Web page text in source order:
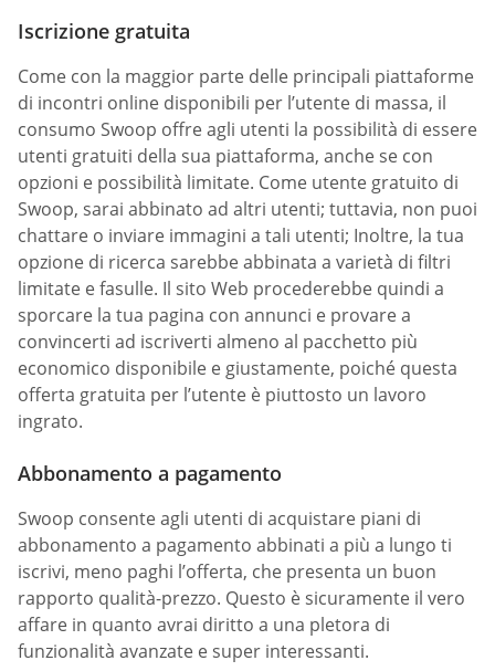
Iscrizione gratuita
Come con la maggior parte delle principali piattaforme
di incontri online disponibili per l’utente di massa, il
consumo Swoop offre agli utenti la possibilità di essere
utenti gratuiti della sua piattaforma, anche se con
opzioni e possibilità limitate. Come utente gratuito di
Swoop, sarai abbinato ad altri utenti; tuttavia, non puoi
chattare o inviare immagini a tali utenti; Inoltre, la tua
opzione di ricerca sarebbe abbinata a varietà di filtri
limitate e fasulle. Il sito Web procederebbe quindi a
sporcare la tua pagina con annunci e provare a
convincerti ad iscriverti almeno al pacchetto più
economico disponibile e giustamente, poiché questa
offerta gratuita per l’utente è piuttosto un lavoro
ingrato.
Abbonamento a pagamento
Swoop consente agli utenti di acquistare piani di
abbonamento a pagamento abbinati a più a lungo ti
iscrivi, meno paghi l’offerta, che presenta un buon
rapporto qualità-prezzo. Questo è sicuramente il vero
affare in quanto avrai diritto a una pletora di
funzionalità avanzate e super interessanti.